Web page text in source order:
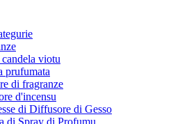
viotu
prufumata
di fragranze
d'incensu
di Diffusore di Gesso
di Spray di Profumu